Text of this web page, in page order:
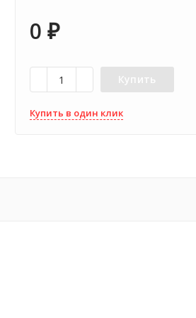
0 ₽
Купить
Купить в один клик